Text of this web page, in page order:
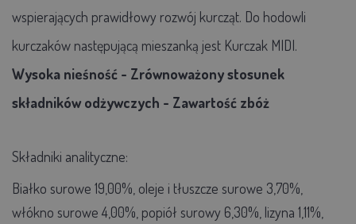
wspierających prawidłowy rozwój kurcząt. Do hodowli
kurczaków następującą mieszanką jest Kurczak MIDI.
Wysoka nieśność - Zrównoważony stosunek
składników odżywczych - Zawartość zbóż
Składniki analityczne:
Białko surowe 19,00%, oleje i tłuszcze surowe 3,70%,
włókno surowe 4,00%, popiół surowy 6,30%, lizyna 1,11%,